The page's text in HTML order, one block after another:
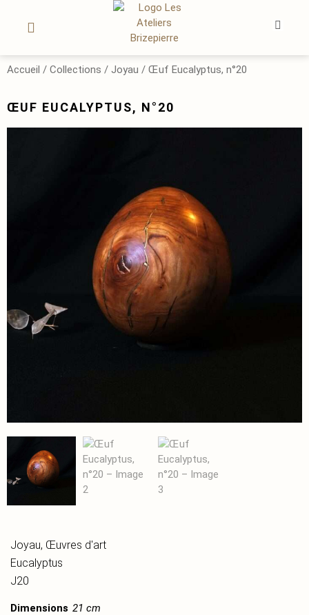
Accueil / Collections / Joyau / Œuf Eucalyptus, n°20
ŒUF EUCALYPTUS, N°20
Joyau, Œuvres d'art
Eucalyptus
J20
Dimensions 21 cm